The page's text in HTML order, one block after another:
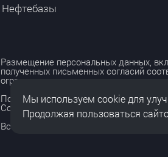
Нефтебазы
Размещение персональных данных,
полученных письменных согласий
ограничено и допускается только с
Политика обработки персональных
Согласие на обработку персональных
Все права защищены
Мы используем cookie для
Продолжая пользоваться